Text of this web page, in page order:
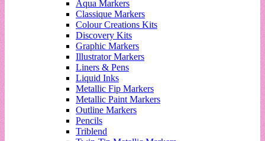
Aqua Markers
Classique Markers
Colour Creations Kits
Discovery Kits
Graphic Markers
Illustrator Markers
Liners & Pens
Liquid Inks
Metallic Fip Markers
Metallic Paint Markers
Outline Markers
Pencils
Triblend